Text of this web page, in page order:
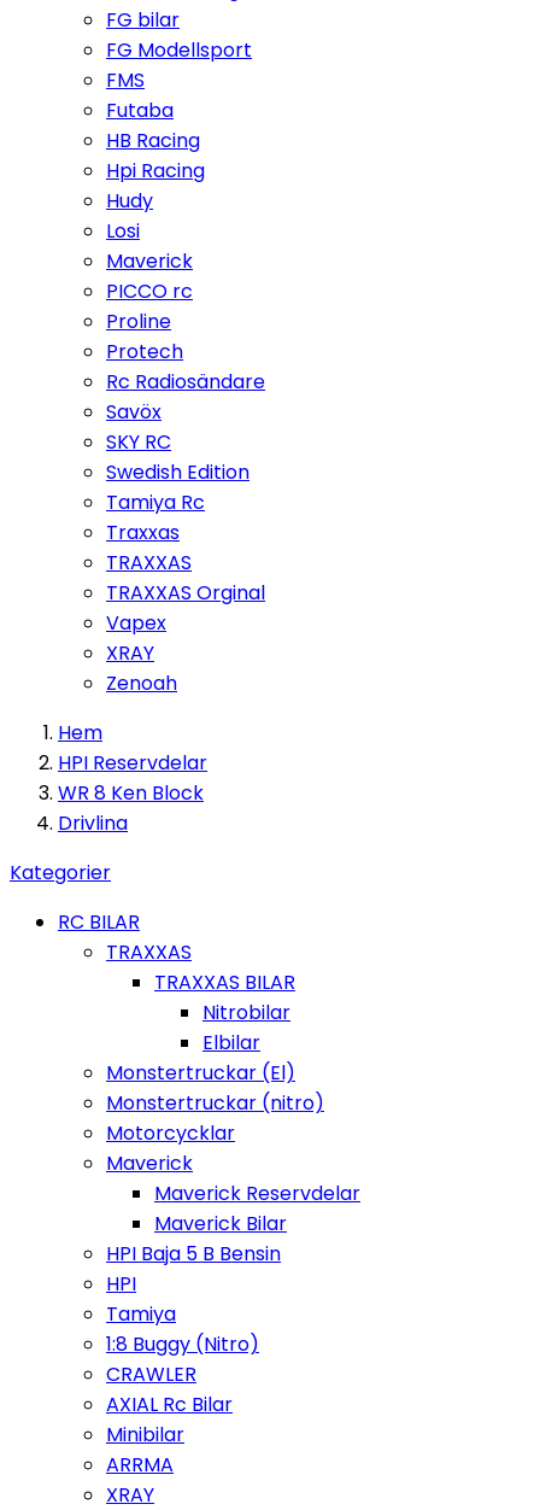
FG bilar
FG Modellsport
FMS
Futaba
HB Racing
Hpi Racing
Hudy
Losi
Maverick
PICCO rc
Proline
Protech
Rc Radiosändare
Savöx
SKY RC
Swedish Edition
Tamiya Rc
Traxxas
TRAXXAS
TRAXXAS Orginal
Vapex
XRAY
Zenoah
Hem
HPI Reservdelar
WR 8 Ken Block
Drivlina
Kategorier
RC BILAR
TRAXXAS
TRAXXAS BILAR
Nitrobilar
Elbilar
Monstertruckar (El)
Monstertruckar (nitro)
Motorcycklar
Maverick
Maverick Reservdelar
Maverick Bilar
HPI Baja 5 B Bensin
HPI
Tamiya
1:8 Buggy (Nitro)
CRAWLER
AXIAL Rc Bilar
Minibilar
ARRMA
XRAY